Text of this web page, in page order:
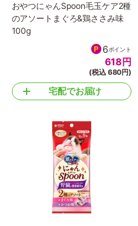
おやつにゃんSpoon毛玉ケア2種
のアソートまぐろ&鶏ささみ味
100g
6ポイント
618 円
(税込 680円)
宅配でお届け